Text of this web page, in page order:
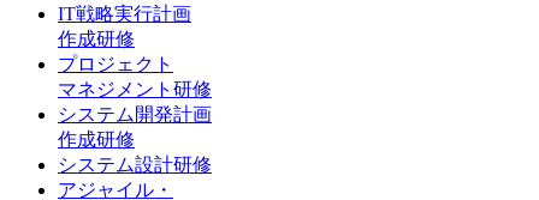
IT戦略実行計画
作成研修
プロジェクト
マネジメント研修
システム開発計画
作成研修
システム設計研修
アジャイル・